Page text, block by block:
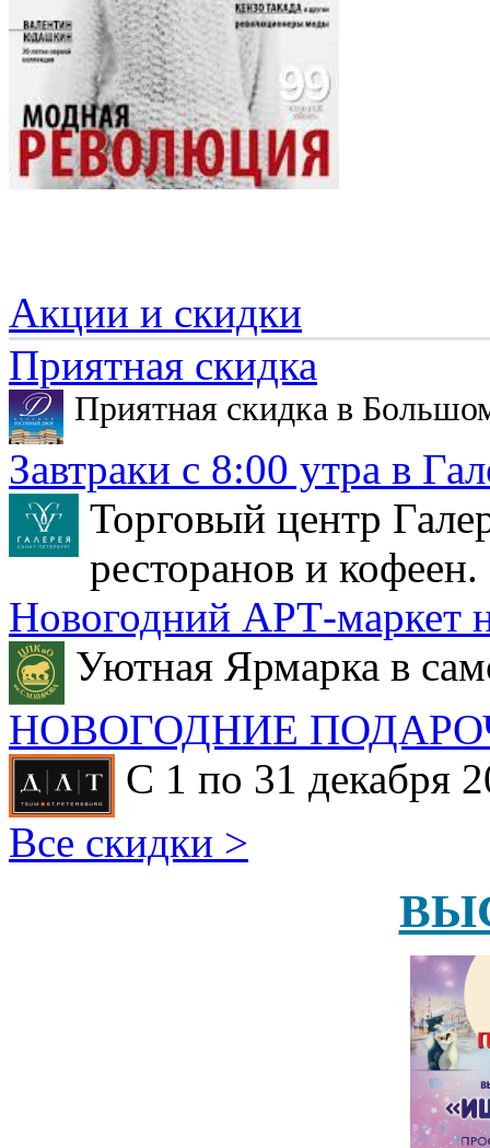
Акции и скидки
Приятная скидка
Приятная скидка в
Завтраки с 8:00 утра в
Торговый центр
ресторанов и кофеен.
Новогодний АРТ-маркет
Уютная Ярмарка в
НОВОГОДНИЕ
С 1 по 31 декабря
Все скидки >